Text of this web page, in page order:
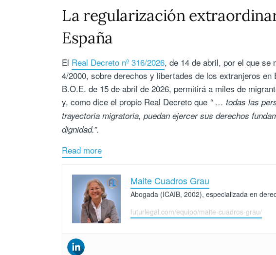
La regularización
España
El Real Decreto nº 316/2026, de 14 de abril, por el que se
4/2000, sobre derechos y libertades de los extranjeros
B.O.E. de 15 de abril de 2026, permitirá a miles de
y, como dice el propio Real Decreto que “ … todas las
trayectoria migratoria, puedan ejercer sus derechos
dignidad.”.
Read more
Maite Cuadros Grau
Abogada (ICAIB, 2002), especializada en
futurlegal.com/equipo/maite-cuadros-grau/